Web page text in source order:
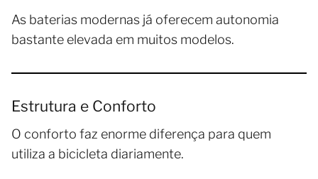
As baterias modernas já oferecem autonomia
bastante elevada em muitos modelos.
Estrutura e Conforto
O conforto faz enorme diferença para quem
utiliza a bicicleta diariamente.